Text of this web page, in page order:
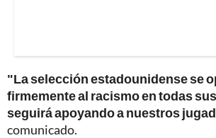
"La selección estadounidense se
firmemente al racismo en todas
seguirá apoyando a nuestros
comunicado.